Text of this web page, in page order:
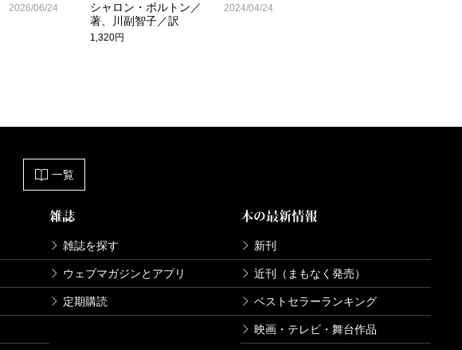
2026/06/24
シャロン・ボルトン／
著、川副智子／訳
1,320円
2024/04/24
一覧
雑誌
雑誌を探す
ウェブマガジンとアプリ
定期購読
本の最新情報
新刊
近刊（まもなく発売）
ベストセラーランキング
映画・テレビ・舞台作品